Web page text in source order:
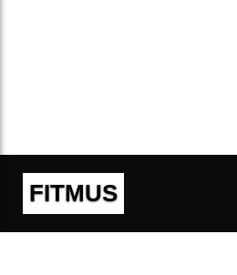
FITMUS